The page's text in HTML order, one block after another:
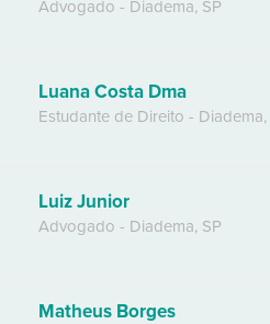
Advogado - Diadema, SP
Luana Costa Dma
Estudante de Direito - Diadema,
Luiz Junior
Advogado - Diadema, SP
Matheus Borges